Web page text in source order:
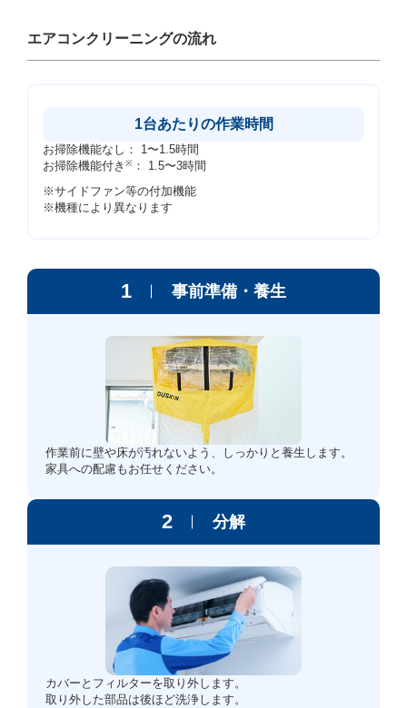
エアコンクリーニングの流れ
1台あたりの作業時間
お掃除機能なし： 1〜1.5時間
お掃除機能付き ※ ： 1.5〜3時間
※サイドファン等の付加機能
※機種により異なります
1 事前準備・養生
作業前に壁や床が汚れないよう、しっかりと養生します。
家具への配慮もお任せください。
2 分解
カバーとフィルターを取り外します。
取り外した部品は後ほど洗浄します。